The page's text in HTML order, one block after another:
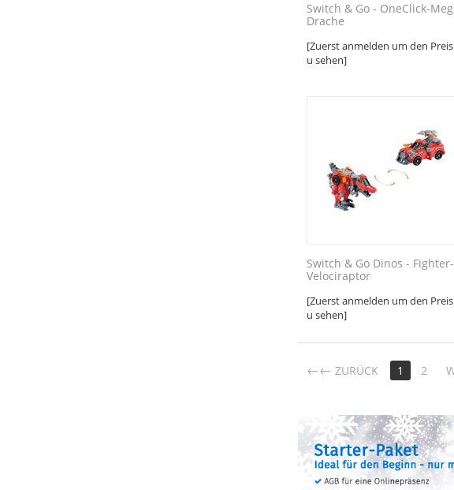
Switch & Go - OneClick-
Drache
[Zuerst anmelden um den
u sehen]
Switch & Go Dinos - Fighter-
Velociraptor
[Zuerst anmelden um den
u sehen]
← ZURÜCK 1 2